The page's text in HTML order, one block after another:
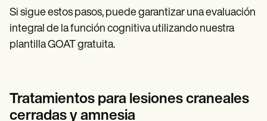
Si sigue estos pasos, puede garantizar una evaluación
integral de la función cognitiva utilizando nuestra
plantilla GOAT gratuita.
Tratamientos para lesiones craneales
cerradas y amnesia